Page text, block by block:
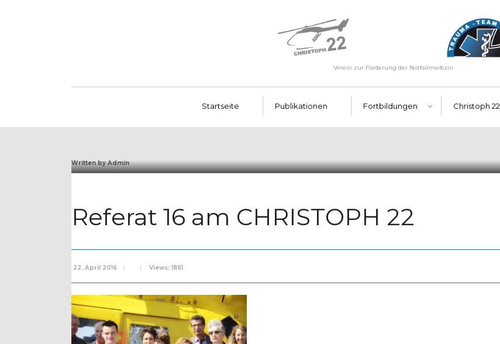
Verein zur Förderung der Notfallmedizin
Startseite Publikationen Fortbildungen Christoph 22
Written byAdmin
Referat 16 am CHRISTOPH 22
22. April 2016 | | Views: 1861